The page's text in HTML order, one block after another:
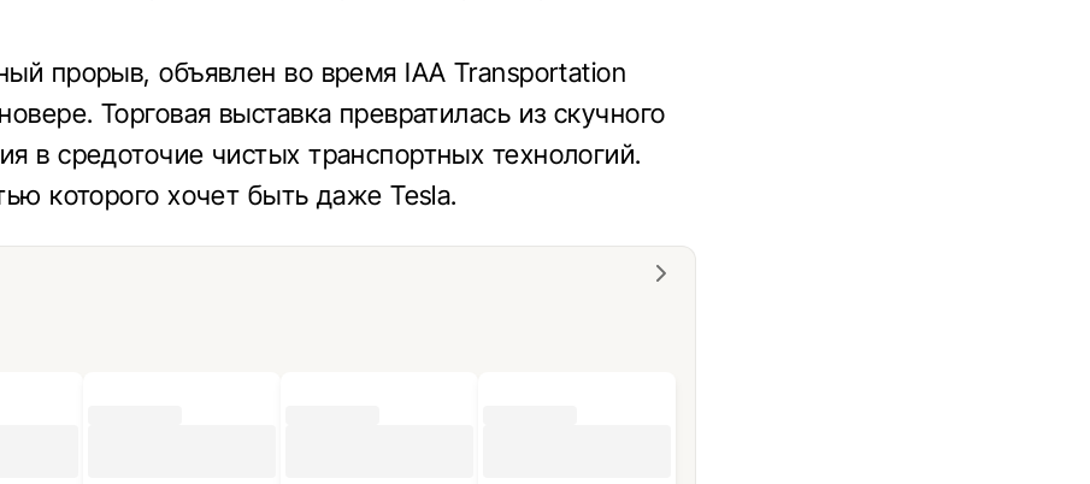
прорыв, объявлен во время IAA Transportation
Торговая выставка превратилась из скучного
в средоточие чистых транспортных технологий.
которого хочет быть даже Tesla.